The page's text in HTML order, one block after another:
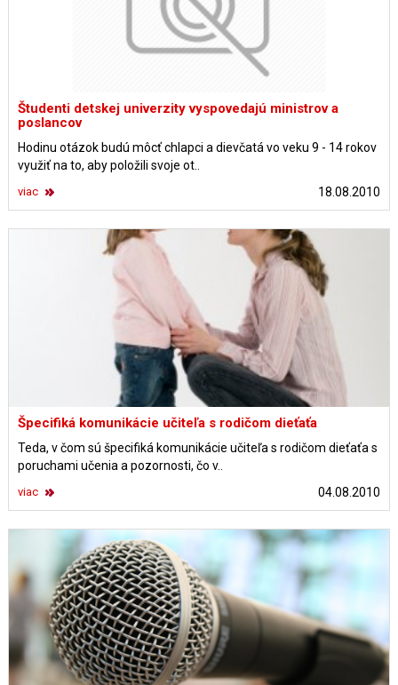
Študenti detskej univerzity vyspovedajú ministrov a
poslancov
Hodinu otázok budú môcť chlapci a dievčatá vo veku 9 - 14 rokov
využiť na to, aby položili svoje ot..
18.08.2010
viac
Špecifiká komunikácie učiteľa s rodičom dieťaťa
Teda, v čom sú špecifiká komunikácie učiteľa s rodičom dieťaťa s
poruchami učenia a pozornosti, čo v..
04.08.2010
viac